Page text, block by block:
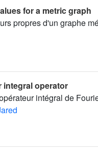
for a metric graph
propres d'un graphe
integral operator
intégral de